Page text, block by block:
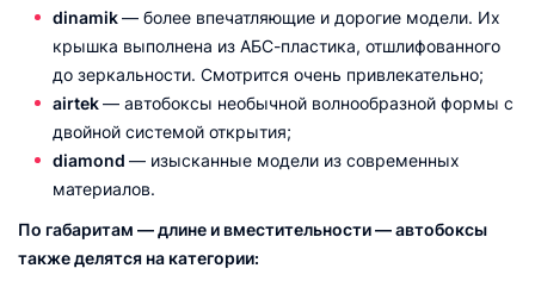
dinamik— более впечатляющие и дорогие модели. Их
крышка выполнена из АБС-пластика, отшлифованного
до зеркальности. Смотрится очень привлекательно;
airtek— автобоксы необычной волнообразной формы с
двойной системой открытия;
diamond — изысканные модели из современных
материалов.
По габаритам — длине и вместительности — автобоксы
также делятся на категории: